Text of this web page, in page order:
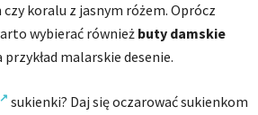
koralu z jasnym różem. Oprócz
wybierać również buty damskie
przykład malarskie desenie.
sukienki? Daj się oczarować sukienkom